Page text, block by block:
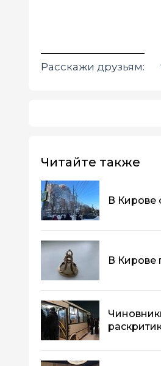
Расскажи друзьям:
Читайте также
В Кирове
В Кирове